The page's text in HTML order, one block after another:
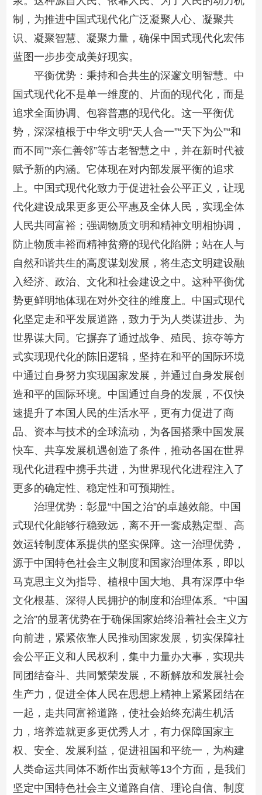
制，为推进中国式现代化广泛凝聚人心、凝聚共
识、凝聚智慧、凝聚力量，确保中国式现代化宏伟
蓝图一步步变成美好现实。
平衡优势：秉持和合共生的深邃文明智慧。中
国式现代化不是单一维度的、片面的现代化，而是
追求全面协调、包容普惠的现代化。这一平衡优
势，深深植根于中华文明“天人合一”“天下为公”“和
而不同”“亲仁善邻”等古老智慧之中，并在新时代被
赋予新的内涵。它体现在对内部发展平衡的追求
上。中国式现代化致力于促进社会公平正义，让现
代化建设成果更多更公平惠及全体人民，实现全体
人民共同富裕；强调物质文明和精神文明相协调，
防止物质丰裕而精神贫瘠的现代化陷阱；站在人与
自然和谐共生的高度谋划发展，将生态文明建设融
入经济、政治、文化和社会建设之中。这种平衡优
势更鲜明地体现在对外交往的维度上。中国式现代
化坚定走和平发展道路，致力于为人类谋进步、为
世界谋大同。它摒弃了通过战争、殖民、掠夺等方
式实现现代化的陈旧逻辑，坚持在和平的国际环境
中通过自身努力实现国家发展，并通过自身发展创
造和平的国际环境。中国通过自身的发展，不仅快
速提升了本国人民的生活水平，更有力促进了商
品、资本与技术的全球流动，为各国搭乘中国发展
快车、共享发展机遇创造了条件，推动各国在世界
现代化进程中携手共进，为世界现代化进程注入了
更多的确定性、稳定性和可预期性。
治理优势：彰显“中国之治”的卓越效能。中国
式现代化能够行稳致远，离不开一套成熟定型、高
效运转制度体系提供的坚实保障。这一治理优势，
源于中国特色社会主义制度和国家治理体系，即以
马克思主义为指导、植根中国大地、具有深厚中华
文化根基、深得人民拥护的制度和治理体系。“中国
之治”的显著优势在于确保国家始终沿着社会主义方
向前进，紧紧依靠人民推动国家发展，切实保障社
会公平正义和人民权利，集中力量办大事，实现共
同团结奋斗、共同繁荣发展，不断解放和发展社会
生产力，促进全体人民在思想上精神上紧紧团结在
一起，走共同富裕道路，使社会始终充满生机活
力，培养造就更多更优秀人才，有力保障国家主
权、安全、发展利益，促进祖国和平统一，为构建
人类命运共同体不断作出贡献等13个方面，是我们
坚定中国特色社会主义道路自信、理论自信、制度